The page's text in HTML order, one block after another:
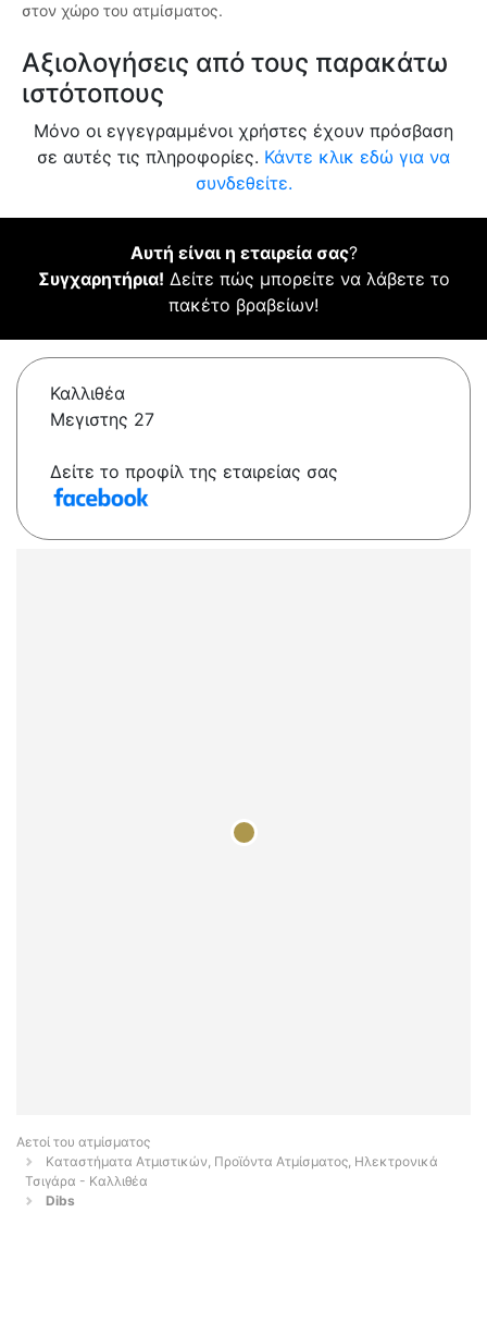
στον χώρο του ατμίσματος.
Αξιολογήσεις από τους παρακάτω
ιστότοπους
Μόνο οι εγγεγραμμένοι χρήστες έχουν πρόσβαση
σε αυτές τις πληροφορίες. Κάντε κλικ εδώ για να
συνδεθείτε.
Αυτή είναι η εταιρεία σας?
Συγχαρητήρια! Δείτε πώς μπορείτε να λάβετε το
πακέτο βραβείων!
Καλλιθέα
Μεγιστης 27
Δείτε το προφίλ της εταιρείας σας
Αετοί του ατμίσματος
Καταστήματα Ατμιστικών, Προϊόντα Ατμίσματος, Ηλεκτρονικά
Τσιγάρα - Καλλιθέα
Dibs